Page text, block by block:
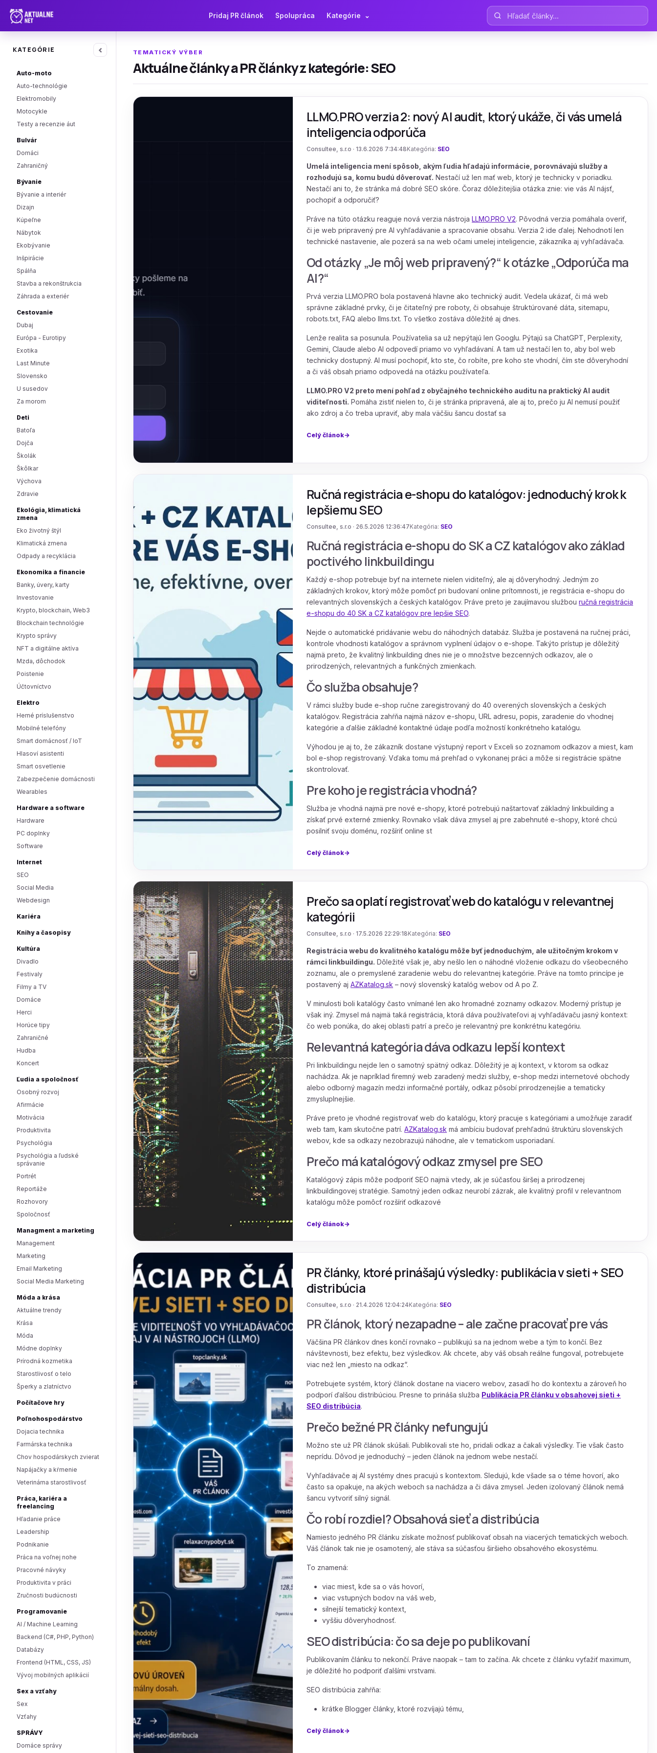
Pridaj PR článok Spolupráca Kategórie ⌄ Hľadať články
KATEGÓRIE ‹
Auto-moto
Auto-technológie
Elektromobily
Motocykle
Testy a recenzie áut
Bulvár
Domáci
Zahraničný
Bývanie
Bývanie a interiér
Dizajn
Kúpeľne
Nábytok
Ekobývanie
Inšpirácie
Spálňa
Stavba a rekonštrukcia
Záhrada a exteriér
Cestovanie
Dubaj
Európa - Eurotipy
Exotika
Last Minute
Slovensko
U susedov
Za morom
Deti
Batoľa
Dojča
Školák
Škôlkar
Výchova
Zdravie
Ekológia, klimatická
zmena
Eko životný štýl
Klimatická zmena
Odpady a recyklácia
Ekonomika a financie
Banky, úvery, karty
Investovanie
Krypto, blockchain, Web3
Blockchain technológie
Krypto správy
NFT a digitálne aktíva
Mzda, dôchodok
Poistenie
Účtovníctvo
Elektro
Herné príslušenstvo
Mobilné telefóny
Smart domácnosť / IoT
Hlasoví asistenti
Smart osvetlenie
Zabezpečenie domácnosti
Wearables
Hardware a software
Hardware
PC doplnky
Software
Internet
SEO
Social Media
Webdesign
Kariéra
Knihy a časopisy
Kultúra
Divadlo
Festivaly
Filmy a TV
Domáce
Herci
Horúce tipy
Zahraničné
Hudba
Koncert
Ľudia a spoločnosť
Osobný rozvoj
Afirmácie
Motivácia
Produktivita
Psychológia
Psychológia a ľudské
správanie
Portrét
Reportáže
Rozhovory
Spoločnosť
Managment a marketing
Management
Marketing
Email Marketing
Social Media Marketing
Móda a krása
Aktuálne trendy
Krása
Móda
Módne doplnky
Prírodná kozmetika
Starostlivosť o telo
Šperky a zlatníctvo
Počítačove hry
Poľnohospodárstvo
Dojacia technika
Farmárska technika
Chov hospodárskych zvierat
Napájačky a kŕmenie
Veterinárna starostlivosť
Práca, kariéra a
freelancing
Hľadanie práce
Leadership
Podnikanie
Práca na voľnej nohe
Pracovné návyky
Produktivita v práci
Zručnosti budúcnosti
Programovanie
AI / Machine Learning
Backend (C#, PHP, Python)
Databázy
Frontend (HTML, CSS, JS)
Vývoj mobilných aplikácií
Sex a vzťahy
Sex
Vzťahy
SPRÁVY
Domáce správy
TEMATICKÝ VÝBER
Aktuálne články a PR články z kategórie: SEO
LLMO.PRO verzia 2: nový AI audit, ktorý ukáže, či vás umelá
inteligencia odporúča
Consultee, s.r.o · 13.6.2026 7:34:48 Kategória: SEO
Umelá inteligencia mení spôsob, akým ľudia hľadajú informácie, porovnávajú služby a
rozhodujú sa, komu budú dôverovať. Nestačí už len mať web, ktorý je technicky v poriadku.
Nestačí ani to, že stránka má dobré SEO skóre. Čoraz dôležitejšia otázka znie: vie vás AI nájsť,
pochopiť a odporučiť?
Práve na túto otázku reaguje nová verzia nástrojaLLMO.PRO V2. Pôvodná verzia pomáhala overiť,
či je web pripravený pre AI vyhľadávanie a spracovanie obsahu. Verzia 2 ide ďalej. Nehodnotí len
technické nastavenie, ale pozerá sa na web očami umelej inteligencie, zákazníka aj vyhľadávača.
Od otázky „Je môj web pripravený?“ k otázke „Odporúča ma
AI?“
Prvá verzia LLMO.PRO bola postavená hlavne ako technický audit. Vedela ukázať, či má web
správne základné prvky, či je čitateľný pre roboty, či obsahuje štruktúrované dáta, sitemapu,
robots.txt, FAQ alebo llms.txt. To všetko zostáva dôležité aj dnes.
Lenže realita sa posunula. Používatelia sa už nepýtajú len Googlu. Pýtajú sa ChatGPT, Perplexity,
Gemini, Claude alebo AI odpovedí priamo vo vyhľadávaní. A tam už nestačí len to, aby bol web
technicky dostupný. AI musí pochopiť, kto ste, čo robíte, pre koho ste vhodní, čím ste dôveryhodní
a či váš obsah priamo odpovedá na otázku používateľa.
LLMO.PRO V2 preto mení pohľad z obyčajného technického auditu na praktický AI audit
viditeľnosti. Pomáha zistiť nielen to, či je stránka pripravená, ale aj to, prečo ju AI nemusí použiť
ako zdroj a čo treba upraviť, aby mala väčšiu šancu dostať sa
Celý článok
Ručná registrácia e-shopu do katalógov: jednoduchý krok k
lepšiemu SEO
Consultee, s.r.o · 26.5.2026 12:36:47 Kategória: SEO
Ručná registrácia e-shopu do SK a CZ katalógov ako základ
poctivého linkbuildingu
Každý e-shop potrebuje byť na internete nielen viditeľný, ale aj dôveryhodný. Jedným zo
základných krokov, ktorý môže pomôcť pri budovaní online prítomnosti, je registrácia e-shopu do
relevantných slovenských a českých katalógov. Práve preto je zaujímavou službouručná registrácia
e-shopu do 40 SK a CZ katalógov pre lepšie SEO.
Nejde o automatické pridávanie webu do náhodných databáz. Služba je postavená na ručnej práci,
kontrole vhodnosti katalógov a správnom vyplnení údajov o e-shope. Takýto prístup je dôležitý
najmä preto, že kvalitný linkbuilding dnes nie je o množstve bezcenných odkazov, ale o
prirodzených, relevantných a funkčných zmienkach.
Čo služba obsahuje?
V rámci služby bude e-shop ručne zaregistrovaný do 40 overených slovenských a českých
katalógov. Registrácia zahŕňa najmä názov e-shopu, URL adresu, popis, zaradenie do vhodnej
kategórie a ďalšie základné kontaktné údaje podľa možností konkrétneho katalógu.
Výhodou je aj to, že zákazník dostane výstupný report v Exceli so zoznamom odkazov a miest, kam
bol e-shop registrovaný. Vďaka tomu má prehľad o vykonanej práci a môže si registrácie spätne
skontrolovať.
Pre koho je registrácia vhodná?
Služba je vhodná najmä pre nové e-shopy, ktoré potrebujú naštartovať základný linkbuilding a
získať prvé externé zmienky. Rovnako však dáva zmysel aj pre zabehnuté e-shopy, ktoré chcú
posilniť svoju doménu, rozšíriť online st
Celý článok
Prečo sa oplatí registrovať web do katalógu v relevantnej
kategórii
Consultee, s.r.o · 17.5.2026 22:29:18 Kategória: SEO
Registrácia webu do kvalitného katalógu môže byť jednoduchým, ale užitočným krokom v
rámci linkbuildingu. Dôležité však je, aby nešlo len o náhodné vloženie odkazu do všeobecného
zoznamu, ale o premyslené zaradenie webu do relevantnej kategórie. Práve na tomto princípe je
postavený ajAZKatalog.sk – nový slovenský katalóg webov od A po Z.
V minulosti boli katalógy často vnímané len ako hromadné zoznamy odkazov. Moderný prístup je
však iný. Zmysel má najmä taká registrácia, ktorá dáva používateľovi aj vyhľadávaču jasný kontext:
čo web ponúka, do akej oblasti patrí a prečo je relevantný pre konkrétnu kategóriu.
Relevantná kategória dáva odkazu lepší kontext
Pri linkbuildingu nejde len o samotný spätný odkaz. Dôležitý je aj kontext, v ktorom sa odkaz
nachádza. Ak je napríklad firemný web zaradený medzi služby, e-shop medzi internetové obchody
alebo odborný magazín medzi informačné portály, odkaz pôsobí prirodzenejšie a tematicky
zmysluplnejšie.
Práve preto je vhodné registrovať web do katalógu, ktorý pracuje s kategóriami a umožňuje zaradiť
web tam, kam skutočne patrí.AZKatalog.sk má ambíciu budovať prehľadnú štruktúru slovenských
webov, kde sa odkazy nezobrazujú náhodne, ale v tematickom usporiadaní.
Prečo má katalógový odkaz zmysel pre SEO
Katalógový zápis môže podporiť SEO najmä vtedy, ak je súčasťou širšej a prirodzenej
linkbuildingovej stratégie. Samotný jeden odkaz neurobí zázrak, ale kvalitný profil v relevantnom
katalógu môže pomôcť rozšíriť odkazové
Celý článok
PR články, ktoré prinášajú výsledky: publikácia v sieti + SEO
distribúcia
Consultee, s.r.o · 21.4.2026 12:04:24 Kategória: SEO
PR článok, ktorý nezapadne – ale začne pracovať pre vás
Väčšina PR článkov dnes končí rovnako – publikujú sa na jednom webe a tým to končí. Bez
návštevnosti, bez efektu, bez výsledkov. Ak chcete, aby váš obsah reálne fungoval, potrebujete
viac než len „miesto na odkaz“.
Potrebujete systém, ktorý článok dostane na viacero webov, zasadí ho do kontextu a zároveň ho
podporí ďalšou distribúciou. Presne to prináša služba Publikácia PR článku v obsahovej sieti +
SEO distribúcia.
Prečo bežné PR články nefungujú
Možno ste už PR článok skúšali. Publikovali ste ho, pridali odkaz a čakali výsledky. Tie však často
neprídu. Dôvod je jednoduchý – jeden článok na jednom webe nestačí.
Vyhľadávače aj AI systémy dnes pracujú s kontextom. Sledujú, kde všade sa o téme hovorí, ako
často sa opakuje, na akých weboch sa nachádza a či dáva zmysel. Jeden izolovaný článok nemá
šancu vytvoriť silný signál.
Čo robí rozdiel? Obsahová sieť a distribúcia
Namiesto jedného PR článku získate možnosť publikovať obsah na viacerých tematických weboch.
Váš článok tak nie je osamotený, ale stáva sa súčasťou širšieho obsahového ekosystému.
To znamená:
viac miest, kde sa o vás hovorí,
viac vstupných bodov na váš web,
silnejší tematický kontext,
vyššiu dôveryhodnosť.
SEO distribúcia: čo sa deje po publikovaní
Publikovaním článku to nekončí. Práve naopak – tam to začína. Ak chcete z článku vyťažiť maximum,
je dôležité ho podporiť ďalšími vrstvami.
SEO distribúcia zahŕňa:
krátke Blogger články, ktoré rozvíjajú tému,
Celý článok